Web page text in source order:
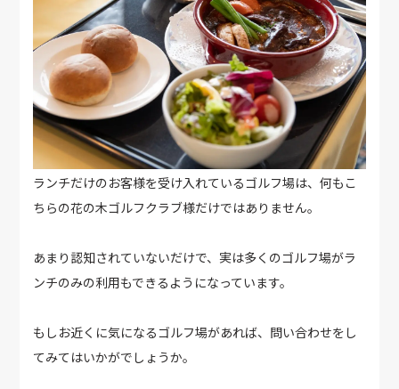
ランチだけのお客様を受け入れているゴルフ場は、何もこ
ちらの花の木ゴルフクラブ様だけではありません。
あまり認知されていないだけで、実は多くのゴルフ場がラ
ンチのみの利用もできるようになっています。
もしお近くに気になるゴルフ場があれば、問い合わせをし
てみてはいかがでしょうか。